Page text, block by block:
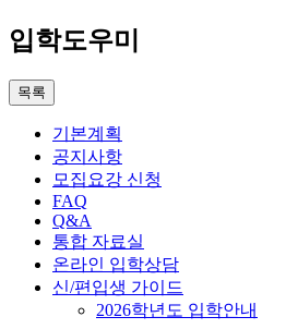
입학도우미
목록
기본계획
공지사항
모집요강 신청
FAQ
Q&A
통합 자료실
온라인 입학상담
신/편입생 가이드
2026학년도 입학안내